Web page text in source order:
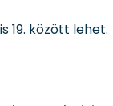
19. között lehet.